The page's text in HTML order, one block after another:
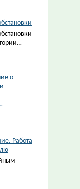
о
Работа